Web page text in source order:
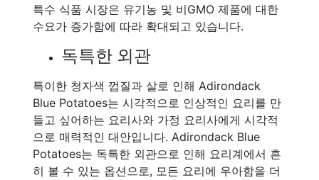
특수 식품 시장은 유기농 및 비GMO 제품에 대한
수요가 증가함에 따라 확대되고 있습니다.
독특한 외관
특이한 청자색 껍질과 살로 인해 Adirondack
Blue Potatoes는 시각적으로 인상적인 요리를 만
들고 싶어하는 요리사와 가정 요리사에게 시각적
으로 매력적인 대안입니다. Adirondack Blue
Potatoes는 독특한 외관으로 인해 요리계에서 흔
히 볼 수 있는 옵션으로, 모든 요리에 우아함을 더